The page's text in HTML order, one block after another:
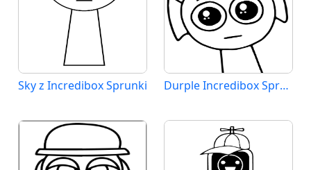
Sky z Incredibox Sprunki Durple Incredibox Sprunki